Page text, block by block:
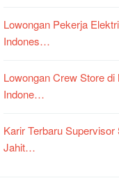
Lowongan Pekerja
Indones…
Lowongan Crew Store
Indone…
Karir Terbaru Supervisor
Jahit…